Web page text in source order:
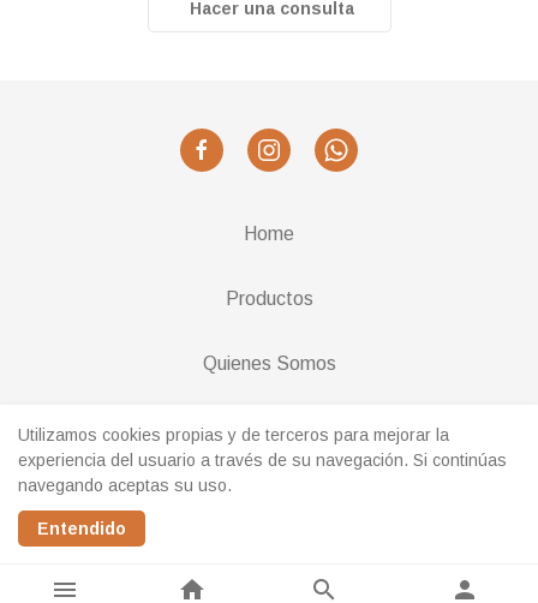
menu home search person
Hacer una consulta
Home
Productos
Quienes Somos
Cambios y Devoluciones
Utilizamos cookies propias y de terceros para mejorar la
experiencia del usuario a través de su navegación. Si continúas
navegando aceptas su uso.
Entendido